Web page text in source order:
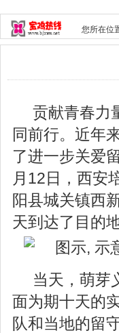
您所在位
贡献青春力
同前行。近年
了进一步关爱
月12日，西安
阳县城关镇西
天到达了目的地
当天，萌芽
面为期十天的
队和当地的留